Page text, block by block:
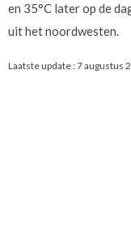
en 35°C later op de
uit het noordwesten.
Laatste update :7 augustus